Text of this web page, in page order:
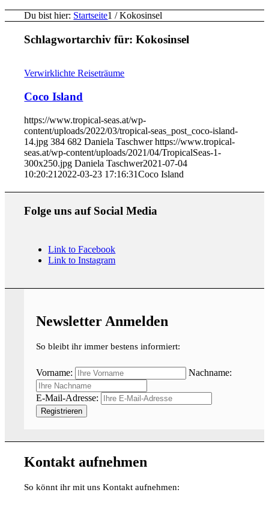
Du bist hier: Startseite1 / Kokosinsel
Schlagwortarchiv für:Kokosinsel
Verwirklichte Reiseträume
Coco Island
https://www.tropical-seas.at/wp-
content/uploads/2022/03/tropical-seas_post_coco-island-
14.jpg 384 682 Daniela Taschwer https://www.tropical-
seas.at/wp-content/uploads/2021/04/TropicalSeas-1-
300x250.jpg Daniela Taschwer2021-07-04
10:20:21 2022-03-23 17:16:31Coco Island
Folge uns auf Social Media
Link to Facebook
Link to Instagram
Newsletter Anmelden
So bleibt ihr immer bestens informiert:
Vorname: Nachname:
E-Mail-Adresse:
Kontakt aufnehmen
So könnt ihr mit uns Kontakt aufnehmen: